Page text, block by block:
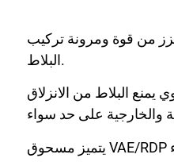
من قوة ومرونة تركيب
البلاط.
البلاط من الانزلاق